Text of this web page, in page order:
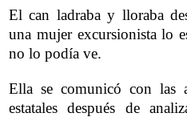
El can ladraba y lloraba
una mujer excursionista lo
no lo podía ve.
Ella se comunicó con las
estatales después de